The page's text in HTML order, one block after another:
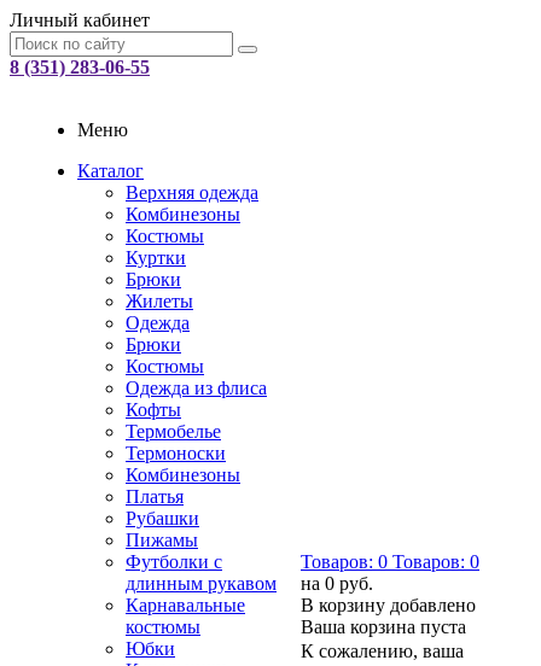
Личный кабинет
8 (351) 283-06-55
Меню
Каталог
Верхняя одежда
Комбинезоны
Костюмы
Куртки
Брюки
Жилеты
Одежда
Брюки
Костюмы
Одежда из флиса
Кофты
Термобелье
Термоноски
Комбинезоны
Платья
Рубашки
Пижамы
Футболки с
длинным рукавом
Карнавальные
костюмы
Юбки
Товаров: 0 Товаров: 0
на 0 руб.
В корзину добавлено
Ваша корзина пуста
К сожалению, ваша